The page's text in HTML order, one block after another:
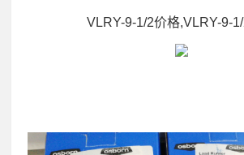
VLRY-9-1/2价格,VLRY-9-